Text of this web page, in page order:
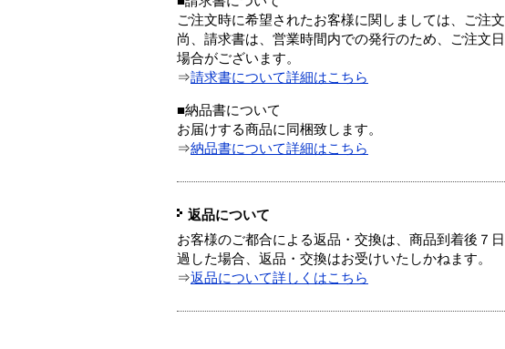
ご注文時に希望されたお客様に関しましては、ご注
尚、請求書は、営業時間内での発行のため、ご注文
場合がございます。
⇒請求書について詳細はこちら
■納品書について
お届けする商品に同梱致します。
⇒納品書について詳細はこちら
返品について
お客様のご都合による返品・交換は、商品到着後７
過した場合、返品・交換はお受けいたしかねます。
⇒返品について詳しくはこちら